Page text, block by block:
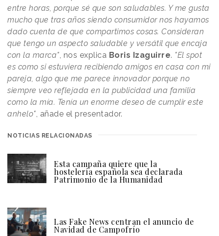
entre horas, porque sé que son saludables. Y me gusta
mucho que tras años siendo consumidor nos hayamos
dado cuenta de que compartimos cosas. Consideran
que tengo un aspecto saludable y versátil que encaja
con la marca", nos explica Boris Izaguirre. "El spot
es como si estuviera recibiendo amigos en casa con mi
pareja, algo que me parece innovador porque no
siempre veo reflejada en la publicidad una familia
como la mía. Tenía un enorme deseo de cumplir este
anhelo", añade el presentador.
NOTICIAS RELACIONADAS
Esta campaña quiere que la
hostelería española sea declarada
Patrimonio de la Humanidad
Las Fake News centran el anuncio de
Navidad de Campofrío